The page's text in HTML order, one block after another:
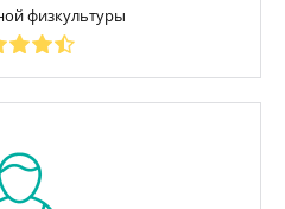
физкультуры